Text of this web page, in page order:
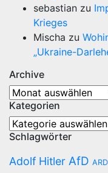
sebastian zu
Krieges
Mischa zu
„Ukraine-
Archive
Archive
Kategorien
Kategorien
Schlagwörter
Adolf Hitler AfD